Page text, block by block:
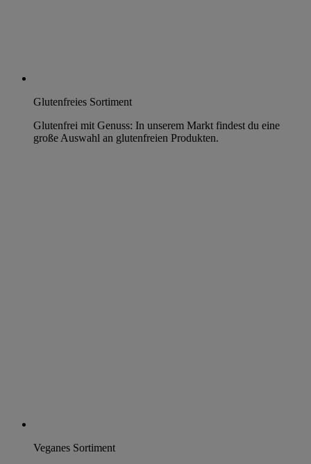
Glutenfreies Sortiment
Glutenfrei mit Genuss: In unserem Markt findest du eine
große Auswahl an glutenfreien Produkten.
Veganes Sortiment